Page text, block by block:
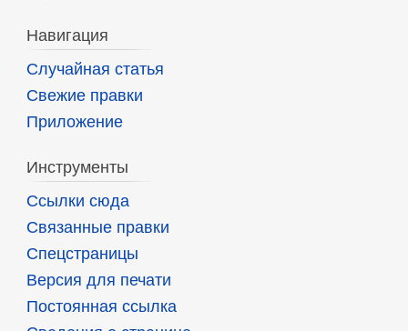
Навигация
Случайная статья
Свежие правки
Приложение
Инструменты
Ссылки сюда
Связанные правки
Спецстраницы
Версия для печати
Постоянная ссылка